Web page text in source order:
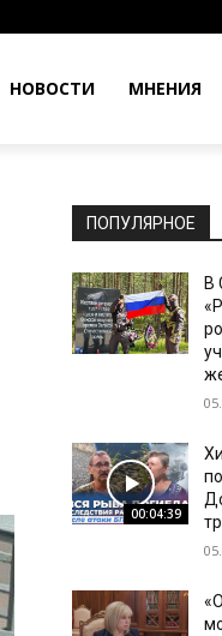
НОВОСТИ МНЕНИЯ
ПОПУЛЯРНОЕ
В
00:04:39